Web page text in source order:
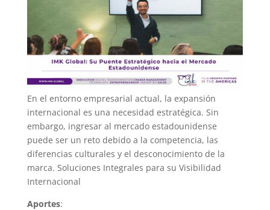
En el entorno empresarial actual, la expansión
internacional es una necesidad estratégica. Sin
embargo, ingresar al mercado estadounidense
puede ser un reto debido a la competencia, las
diferencias culturales y el desconocimiento de la
marca. Soluciones Integrales para su Visibilidad
Internacional
Aportes: